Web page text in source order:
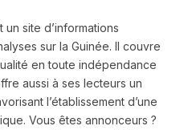
un site d’informations
sur la Guinée. Il couvre
en toute indépendance
aussi à ses lecteurs un
l’établissement d’une
Vous êtes annonceurs ?